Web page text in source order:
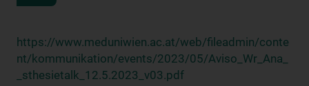
https://www.meduniwien.ac.at/web/fileadmin/conte
nt/kommunikation/events/2023/05/Aviso_Wr_Ana_
_sthesietalk_12.5.2023_v03.pdf